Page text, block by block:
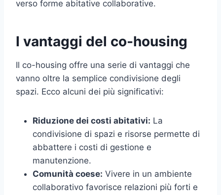
verso forme abitative collaborative.
I vantaggi del co-housing
Il co-housing offre una serie di vantaggi che
vanno oltre la semplice condivisione degli
spazi. Ecco alcuni dei più significativi:
Riduzione dei costi abitativi: La
condivisione di spazi e risorse permette di
abbattere i costi di gestione e
manutenzione.
Comunità coese: Vivere in un ambiente
collaborativo favorisce relazioni più forti e